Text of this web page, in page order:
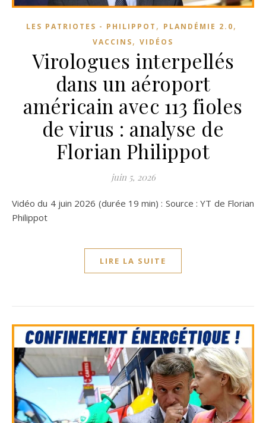
LES PATRIOTES - PHILIPPOT , PLANDÉMIE 2.0,
VACCINS, VIDÉOS
Virologues interpellés
dans un aéroport
américain avec 113 fioles
de virus : analyse de
Florian Philippot
juin 5, 2026
Vidéo du 4 juin 2026 (durée 19 min) : Source : YT de Florian
Philippot
LIRE LA SUITE